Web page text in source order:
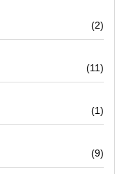
(2)
(11)
(1)
(9)